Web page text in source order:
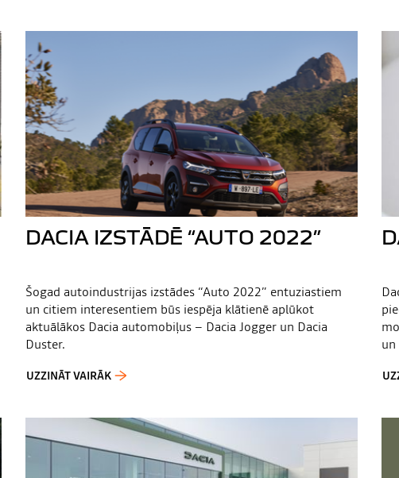
DACIA IZSTĀDĒ “AUTO 2022”
Šogad autoindustrijas izstādes “Auto 2022” entuziastiem
un citiem interesentiem būs iespēja klātienē aplūkot
aktuālākos Dacia automobiļus – Dacia Jogger un Dacia
Duster.
UZZINĀT VAIRĀK
un